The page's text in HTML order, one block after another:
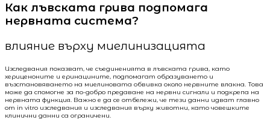
Как лъвската грива подпомага
нервната система?
влияние върху миелинизацията
Изследвания показват, че съединенията в лъвската грива, като
хериценоните и еринацините, подпомагат образуването и
възстановяването на миелиновата обвивка около нервните влакна. Това
може да спомогне за по-добро предаване на нервни сигнали и подкрепа на
нервната функция. Важно е да се отбележи, че тези данни идват главно
от in vitro изследвания и изследвания върху животни, като човешките
клинични данни са ограничени.